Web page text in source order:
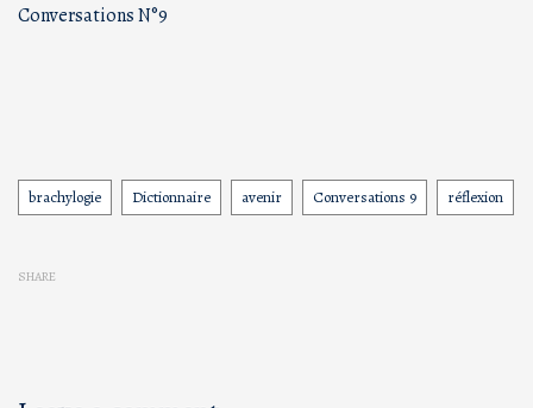
Conversations N°9
Tags
brachylogie Dictionnaire avenir Conversations 9 réflexion
SHARE